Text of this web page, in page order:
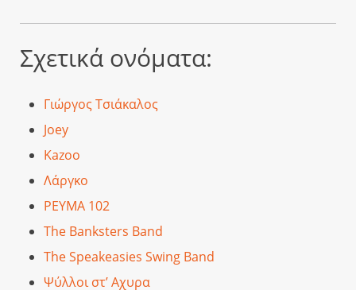
Σχετικά ονόματα:
Γιώργος Τσιάκαλος
Joey
Kazoo
Λάργκο
ΡΕΥΜΑ 102
The Banksters Band
The Speakeasies Swing Band
Ψύλλοι στ’ Αχυρα